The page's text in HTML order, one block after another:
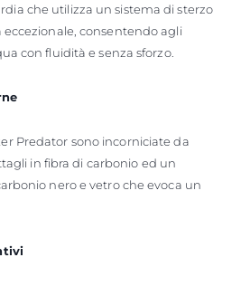
che utilizza un sistema di sterzo
consentendo agli
con fluidità e senza sforzo.
Predator sono incorniciate da
in fibra di carbonio ed un
nero e vetro che evoca un